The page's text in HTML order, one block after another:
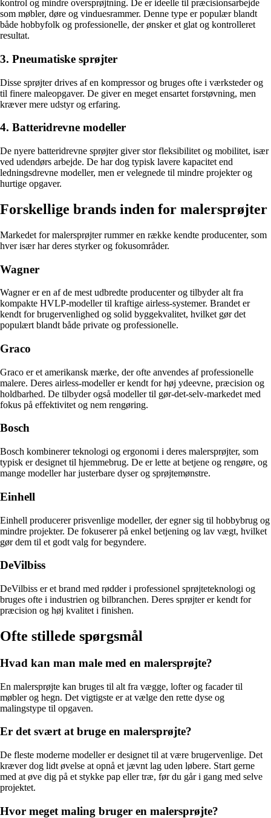
kontrol og mindre oversprøjtning. De er ideelle til præcisionsarbejde
som møbler, døre og vinduesrammer. Denne type er populær blandt
både hobbyfolk og professionelle, der ønsker et glat og kontrolleret
resultat.
3. Pneumatiske sprøjter
Disse sprøjter drives af en kompressor og bruges ofte i værksteder og
til finere maleopgaver. De giver en meget ensartet forstøvning, men
kræver mere udstyr og erfaring.
4. Batteridrevne modeller
De nyere batteridrevne sprøjter giver stor fleksibilitet og mobilitet, især
ved udendørs arbejde. De har dog typisk lavere kapacitet end
ledningsdrevne modeller, men er velegnede til mindre projekter og
hurtige opgaver.
Forskellige brands inden for malersprøjter
Markedet for malersprøjter rummer en række kendte producenter, som
hver især har deres styrker og fokusområder.
Wagner
Wagner er en af de mest udbredte producenter og tilbyder alt fra
kompakte HVLP-modeller til kraftige airless-systemer. Brandet er
kendt for brugervenlighed og solid byggekvalitet, hvilket gør det
populært blandt både private og professionelle.
Graco
Graco er et amerikansk mærke, der ofte anvendes af professionelle
malere. Deres airless-modeller er kendt for høj ydeevne, præcision og
holdbarhed. De tilbyder også modeller til gør-det-selv-markedet med
fokus på effektivitet og nem rengøring.
Bosch
Bosch kombinerer teknologi og ergonomi i deres malersprøjter, som
typisk er designet til hjemmebrug. De er lette at betjene og rengøre, og
mange modeller har justerbare dyser og sprøjtemønstre.
Einhell
Einhell producerer prisvenlige modeller, der egner sig til hobbybrug og
mindre projekter. De fokuserer på enkel betjening og lav vægt, hvilket
gør dem til et godt valg for begyndere.
DeVilbiss
DeVilbiss er et brand med rødder i professionel sprøjteteknologi og
bruges ofte i industrien og bilbranchen. Deres sprøjter er kendt for
præcision og høj kvalitet i finishen.
Ofte stillede spørgsmål
Hvad kan man male med en malersprøjte?
En malersprøjte kan bruges til alt fra vægge, lofter og facader til
møbler og hegn. Det vigtigste er at vælge den rette dyse og
malingstype til opgaven.
Er det svært at bruge en malersprøjte?
De fleste moderne modeller er designet til at være brugervenlige. Det
kræver dog lidt øvelse at opnå et jævnt lag uden løbere. Start gerne
med at øve dig på et stykke pap eller træ, før du går i gang med selve
projektet.
Hvor meget maling bruger en malersprøjte?